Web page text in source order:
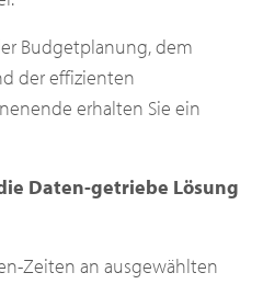
Budgetplanung, dem
der effizienten
erhalten Sie ein
Daten-getriebe Lösung
Zeiten an ausgewählten